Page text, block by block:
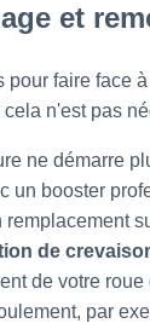
et
faire face
n'est pas
ne démarre
un booster
de
de votre
par